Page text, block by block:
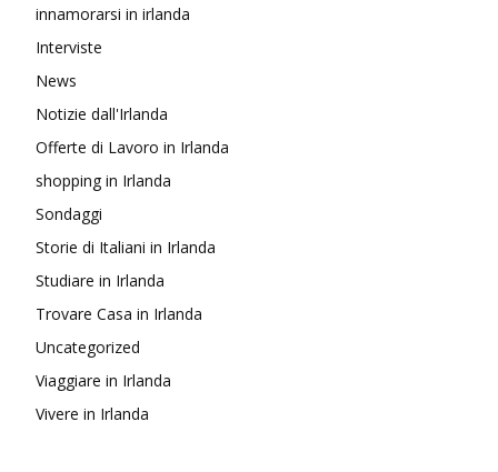
innamorarsi in irlanda
Interviste
News
Notizie dall'Irlanda
Offerte di Lavoro in Irlanda
shopping in Irlanda
Sondaggi
Storie di Italiani in Irlanda
Studiare in Irlanda
Trovare Casa in Irlanda
Uncategorized
Viaggiare in Irlanda
Vivere in Irlanda